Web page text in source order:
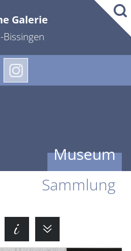
Galerie
Bissingen
Museum
Sammlung